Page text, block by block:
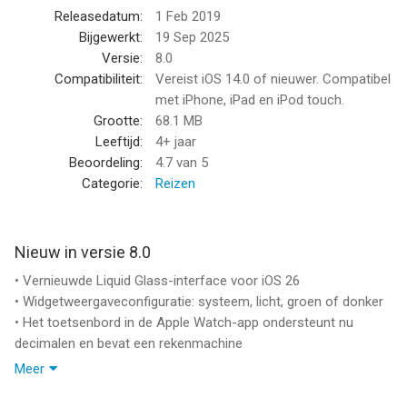
Accountinstellingen na aankoop. Gratis proefversies mogen
slechts eenmaal worden gebruikt. Elk ongebruikt gedeelte van
een gratis proefperiode wordt verbeurd als u een abonnement
Servicevoorwaarden: http://currencyapp.com/terms/
Privacybeleid: http://currencyapp.com/privacy/
Currency van Jeffrey Grossman is een app voor iPhone, iPad
en iPod touch met iOS versie 14.0 of hoger, geschikt bevonden
voor gebruikers met leeftijden vanaf4 jaar.
Informatie voor Currencyis het laatst vergeleken op 10 Aug om
10:21.
Releasedatum:
1 Feb 2019
Bijgewerkt:
19 Sep 2025
Versie:
8.0
Compatibiliteit:
Vereist iOS 14.0 of nieuwer. Compatibel
met iPhone, iPad en iPod touch.
Grootte:
68.1 MB
Leeftijd:
4+ jaar
Beoordeling:
4.7 van 5
Categorie:
Reizen
Nieuw in versie 8.0
• Vernieuwde Liquid Glass-interface voor iOS 26
• Widgetweergaveconfiguratie: systeem, licht, groen of donker
• Het toetsenbord in de Apple Watch-app ondersteunt nu
decimalen en bevat een rekenmachine
• Ondersteuning toegevoegd voor de valuta's Sierra Leoonse
Meer